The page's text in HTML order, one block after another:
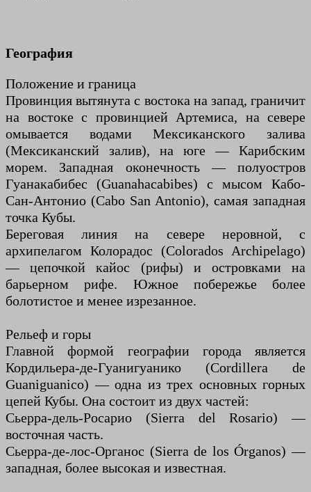
География
Положение и граница
Провинция вытянута с востока на запад, граничит
на востоке с провинцией Артемиса, на севере
омывается водами Мексиканского залива
(Мексиканский залив), на юге — Карибским
морем. Западная оконечность — полуостров
Гуанакабибес (Guanahacabibes) с мысом Кабо-
Сан-Антонио (Cabo San Antonio), самая западная
точка Кубы.
Береговая линия на севере неровной, с
архипелагом Колорадос (Colorados Archipelago)
— цепочкой кайос (рифы) и островками на
барьерном рифе. Южное побережье более
болотистое и менее изрезанное.
Рельеф и горы
Главной формой географии города является
Кордильера-де-Гуанигуанико (Cordillera de
Guaniguanico) — одна из трех основных горных
цепей Кубы. Она состоит из двух частей:
Сьерра-дель-Росарио (Sierra del Rosario) —
восточная часть.
Сьерра-де-лос-Органос (Sierra de los Órganos) —
западная, более высокая и известная.